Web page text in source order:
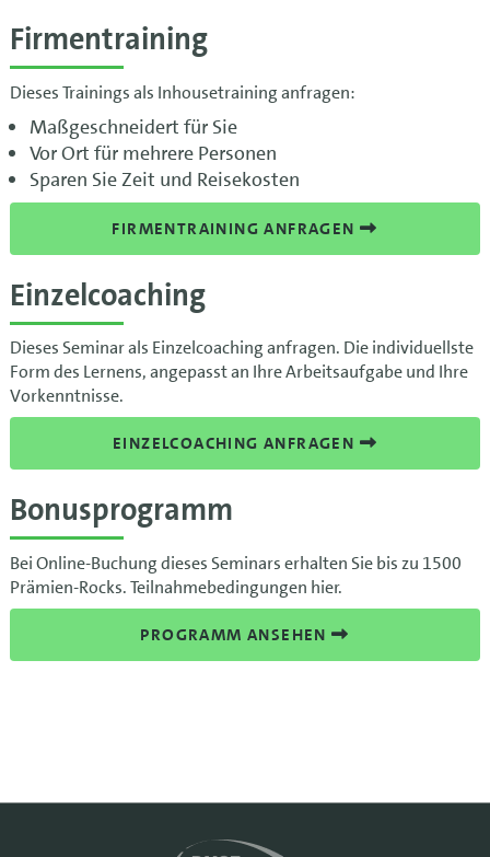
Firmentraining
Dieses Trainings als Inhousetraining anfragen:
Maßgeschneidert für Sie
Vor Ort für mehrere Personen
Sparen Sie Zeit und Reisekosten
FIRMENTRAINING ANFRAGEN
Einzelcoaching
Dieses Seminar als Einzelcoaching anfragen. Die individuellste
Form des Lernens, angepasst an Ihre Arbeitsaufgabe und Ihre
Vorkenntnisse.
EINZELCOACHING ANFRAGEN
Bonusprogramm
Bei Online-Buchung dieses Seminars erhalten Sie bis zu 1500
Prämien-Rocks. Teilnahmebedingungen hier.
PROGRAMM ANSEHEN